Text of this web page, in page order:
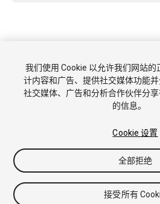
版权所有 © 2020 Unity Technologies.
教程
社区答案 知识库 论坛 Asset
律条款
隐私政策 Cookie
不要出售
我们使用 Cookie 以允许我们网站
计内容和广告、提供社交媒体功能
社交媒体、广告和分析合作伙伴分
的信息。
Cookie 设置
全部拒绝
接受所有